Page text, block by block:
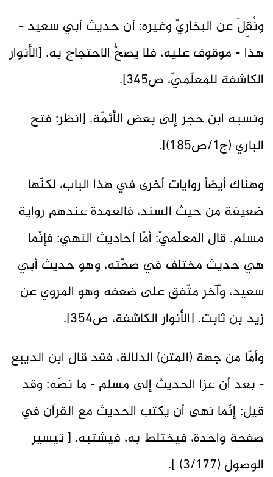
ونُقِلَ عن البخاريّ وغيره: أن حديث أبي سعيد -
هذا - موقوف عليه، فلا يصحُّ الاحتجاج به. [الأنوار
الكاشفة للمعلّميّ، ص345].
ونسبه ابن حجر إلى بعض الأئمّة. [انظر: فتح
الباري (ج1/ص185)].
وهناك أيضاً روايات أخرى في هذا الباب، لكنّها
ضعيفة من حيث السند، فالعمدة عندهم رواية
مسلم. قال المعلّميّ: أمّا أحاديث النهي: فإنّما
هي حديث مختلف في صحّته، وهو حديث أبي
سعيد، وآخر متّفق على ضعفه وهو المروي عن
زيد بن ثابت. [الأنوار الكاشفة، ص354].
وأمّا من جهة (المتن) الدلالة، فقد قال ابن الديبع
- بعد أن عزا الحديث إلى مسلم - ما نصّه: وقد
قيل: إنّما نهى أن يكتب الحديث مع القرآن في
صفحة واحدة، فيختلط به، فيشتبه. [ تيسير
الوصول (3/177) ].